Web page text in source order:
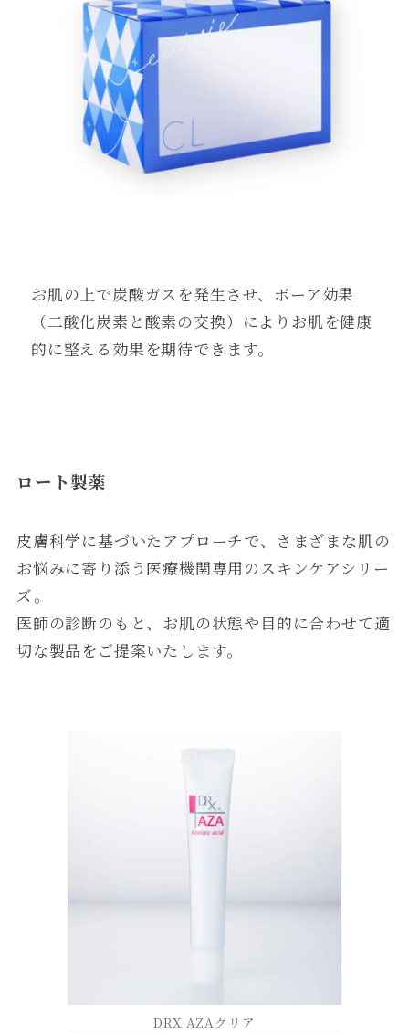
お肌の上で炭酸ガスを発生させ、ボーア効果
（二酸化炭素と酸素の交換）によりお肌を健康
的に整える効果を期待できます。
ロート製薬
皮膚科学に基づいたアプローチで、さまざまな肌の
お悩みに寄り添う医療機関専用のスキンケアシリー
ズ。
医師の診断のもと、お肌の状態や目的に合わせて適
切な製品をご提案いたします。
DRX AZAクリア